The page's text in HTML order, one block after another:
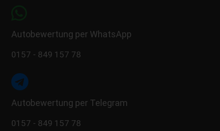
Autobewertung per WhatsApp
0157 - 849 157 78
Autobewertung per Telegram
0157 - 849 157 78